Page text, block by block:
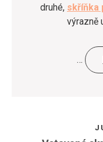
druhé, skříňka
výrazně
…